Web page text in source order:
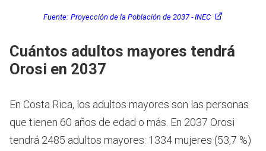
Fuente: Proyección de la Población de 2037 - INEC
Cuántos adultos mayores tendrá
Orosi en 2037
En Costa Rica, los adultos mayores son las personas
que tienen 60 años de edad o más. En 2037 Orosi
tendrá 2485 adultos mayores: 1334 mujeres (53,7 %)